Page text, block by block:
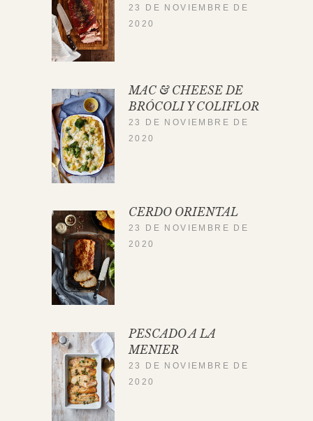
23 DE NOVIEMBRE DE
2020
MAC & CHEESE DE
BRÓCOLI Y COLIFLOR
23 DE NOVIEMBRE DE
2020
CERDO ORIENTAL
23 DE NOVIEMBRE DE
2020
PESCADO A LA
MENIER
23 DE NOVIEMBRE DE
2020